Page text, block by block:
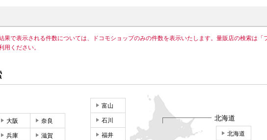
果で表示される件数については、ドコモショップのみの件数を表示いたします。量販店の検索は「
用ください。
北海道
北海道
富山
石川
福井
大阪 奈良
兵庫 滋賀